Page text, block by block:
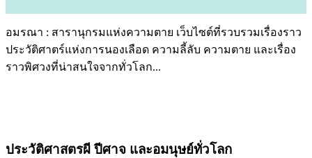
อมรณา : สารานุกรมแห่งความตาย เว็บไซต์ที่รวบรวมเรื่องราว
ประวัติศาตร์แห่งการนองเลือด ความลี้ลับ ความตาย และเรื่อง
ราวพิศวงที่น่าสนใจจากทั่วโลก...
ประวัติศาสตรผี ปีศาจ และอมนุษย์ทั่วโลก